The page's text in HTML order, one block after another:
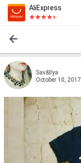
AliExpress
Sav&Ilya
October 10, 2017